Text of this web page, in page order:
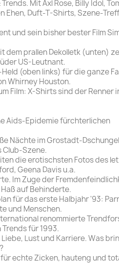
Mit Axl Rose, Billy Idol,
Ehen, Duft-T-Shirts, Szene-
und sein bisher bester Film
dem prallen Dekolletk (unten)
US-Leutnant.
(oben links) für die ganze
Whirney Houston.
Film: X-Shirts sind der Renner
Aids-Epidemie fürchterlichen
Nächte im Grostadt-
Club-Szene.
die erotischsten Fotos des
Geena Davis u.a.
Im Zuge der
auf Behinderte.
für das erste Halbjahr '93:
und Menschen.
renommierte
für 1993.
Lust und Karriere. Was
für echte Zicken, hauteng und